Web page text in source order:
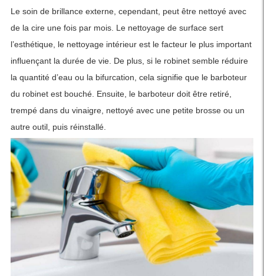
Le soin de brillance externe, cependant, peut être nettoyé avec
de la cire une fois par mois. Le nettoyage de surface sert
l’esthétique, le nettoyage intérieur est le facteur le plus important
influençant la durée de vie. De plus, si le robinet semble réduire
la quantité d’eau ou la bifurcation, cela signifie que le barboteur
du robinet est bouché. Ensuite, le barboteur doit être retiré,
trempé dans du vinaigre, nettoyé avec une petite brosse ou un
autre outil, puis réinstallé.